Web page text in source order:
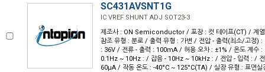
SC431AVSNT1G
IC VREF SHUNT ADJ SOT23-3
제조사 : ON Semiconductor / 포장 : 컷 테이프(CT) / 계열
참조 유형 : 분로 / 출력 유형 : 가변 / 전압 - 출력(최소/고정)
: 36V / 전류 - 출력 : 100mA / 허용 오차 : ±1% / 온도 계수
0.1Hz ~ 10Hz : / 잡음 - 10Hz ~ 10kHz : / 전압 - 입력 : /
60µA / 작동 온도 : -40°C ~ 125°C(TA) / 실장 유형 : 표면